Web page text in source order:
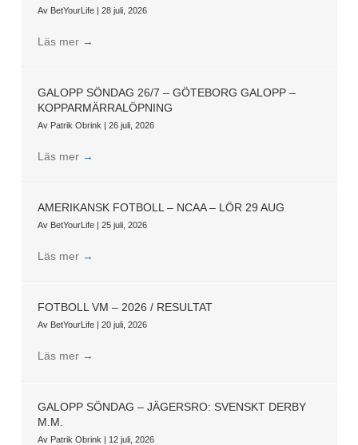
Av BetYourLife | 28 juli, 2026
Läs mer →
GALOPP SÖNDAG 26/7 – GÖTEBORG GALOPP –
KOPPARMÄRRALÖPNING
Av Patrik Obrink | 26 juli, 2026
Läs mer →
AMERIKANSK FOTBOLL – NCAA – LÖR 29 AUG
Av BetYourLife | 25 juli, 2026
Läs mer →
FOTBOLL VM – 2026 / RESULTAT
Av BetYourLife | 20 juli, 2026
Läs mer →
GALOPP SÖNDAG – JÄGERSRO: SVENSKT DERBY
M.M.
Av Patrik Obrink | 12 juli, 2026